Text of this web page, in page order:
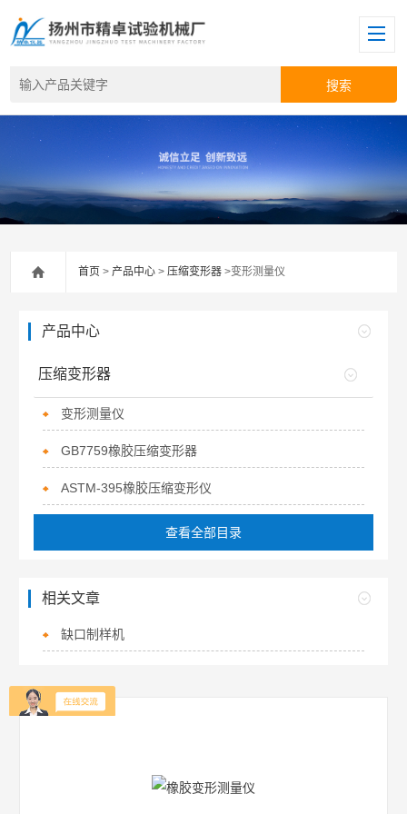
首页 >产品中心 >压缩变形器 >变形测量仪
产品中心
压缩变形器
变形测量仪
GB7759橡胶压缩变形器
ASTM-395橡胶压缩变形仪
查看全部目录
相关文章
缺口制样机